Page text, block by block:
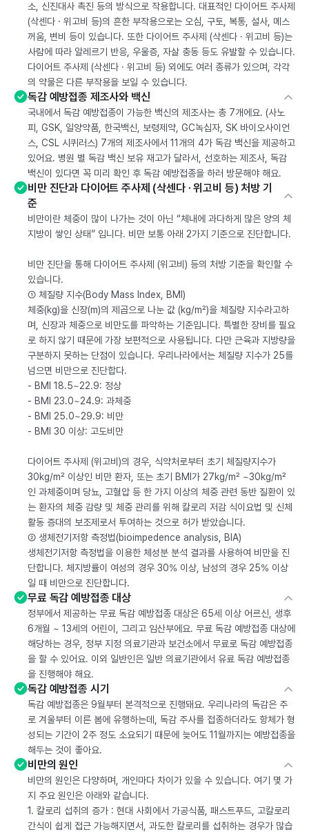
소, 신진대사 촉진 등의 방식으로 작용합니다. 대표적인 다이어트 주사제
(삭센다 · 위고비 등)의 흔한 부작용으로는 오심, 구토, 복통, 설사, 메스
꺼움, 변비 등이 있습니다. 또한 다이어트 주사제 (삭센다 · 위고비 등)는
사람에 따라 알레르기 반응, 우울증, 자살 충동 등도 유발할 수 있습니다.
다이어트 주사제 (삭센다 · 위고비 등) 외에도 여러 종류가 있으며, 각각
의 약물은 다른 부작용을 보일 수 있습니다.
독감 예방접종 제조사와 백신
국내에서 독감 예방접종이 가능한 백신의 제조사는 총 7개에요. (사노
피, GSK, 일양약품, 한국백신, 보령제약, GC녹십자, SK 바이오사이언
스, CSL 시퀴러스) 7개의 제조사에서 11개의 4가 독감 백신을 제공하고
있어요. 병원 별 독감 백신 보유 재고가 달라서, 선호하는 제조사, 독감
백신이 있다면 꼭 미리 확인 후 독감 예방접종을 하러 방문해야 해요.
비만 진단과 다이어트 주사제 (삭센다 · 위고비 등) 처방 기
준
비만이란 체중이 많이 나가는 것이 아닌 “체내에 과다하게 많은 양의 체
지방이 쌓인 상태” 입니다. 비만 보통 아래 2가지 기준으로 진단합니다.
비만 진단을 통해 다이어트 주사제 (위고비) 등의 처방 기준을 확인할 수
있습니다.
① 체질량 지수(Body Mass Index, BMI)
체중(kg)을 신장(m)의 제곱으로 나눈 값 (kg/m²)을 체질량 지수라고하
며, 신장과 체중으로 비만도를 파악하는 기준입니다. 특별한 장비를 필요
로 하지 않기 때문에 가장 보편적으로 사용됩니다. 다만 근육과 지방량을
구분하지 못하는 단점이 있습니다. 우리나라에서는 체질량 지수가 25를
넘으면 비만으로 진단합다.
- BMI 18.5~22.9: 정상
- BMI 23.0~24.9: 과체중
- BMI 25.0~29.9: 비만
- BMI 30 이상: 고도비만
다이어트 주사제 (위고비)의 경우, 식약처로부터 초기 체질량지수가
30kg/m² 이상인 비만 환자, 또는 초기 BMI가 27kg/m² ~30kg/m²
인 과체중이며 당뇨, 고혈압 등 한 가지 이상의 체중 관련 동반 질환이 있
는 환자의 체중 감량 및 체중 관리를 위해 칼로리 저감 식이요법 및 신체
활동 증대의 보조제로서 투여하는 것으로 허가 받았습니다.
② 생체전기저항 측정법(bioimpedence analysis, BIA)
생체전기저항 측정법을 이용한 체성분 분석 결과를 사용하여 비만을 진
단합니다. 체지방률이 여성의 경우 30% 이상, 남성의 경우 25% 이상
일 때 비만으로 진단합니다.
무료 독감 예방접종 대상
정부에서 제공하는 무료 독감 예방접종 대상은 65세 이상 어르신, 생후
6개월 ~ 13세의 어린이, 그리고 임산부에요. 무료 독감 예방접종 대상에
해당하는 경우, 정부 지정 의료기관과 보건소에서 무료로 독감 예방접종
을 할 수 있어요. 이외 일반인은 일반 의료기관에서 유료 독감 예방접종
을 진행해야 해요.
독감 예방접종 시기
독감 예방접종은 9월부터 본격적으로 진행돼요. 우리나라의 독감은 주
로 겨울부터 이른 봄에 유행하는데, 독감 주사를 접종하더라도 항체가 형
성되는 기간이 2주 정도 소요되기 때문에 늦어도 11월까지는 예방접종을
해두는 것이 좋아요.
비만의 원인
비만의 원인은 다양하며, 개인마다 차이가 있을 수 있습니다. 여기 몇 가
지 주요 원인은 아래와 같습니다.
1. 칼로리 섭취의 증가 : 현대 사회에서 가공식품, 패스트푸드, 고칼로리
간식이 쉽게 접근 가능해지면서, 과도한 칼로리를 섭취하는 경우가 많습